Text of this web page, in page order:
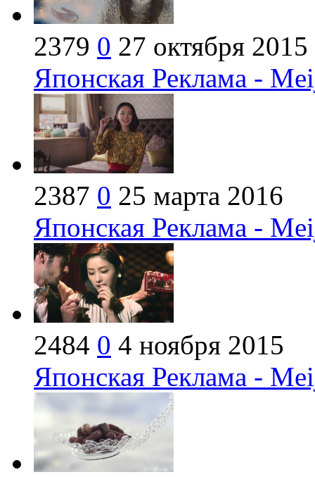
2379 0 27 октября 2015
Японская Реклама -
2387 0 25 марта 2016
Японская Реклама -
2484 0 4 ноября 2015
Японская Реклама -